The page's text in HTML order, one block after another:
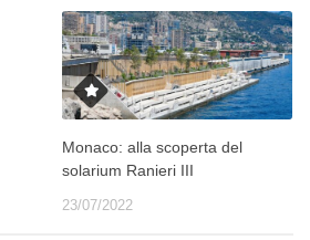
Monaco: alla scoperta del
solarium Ranieri III
23/07/2022